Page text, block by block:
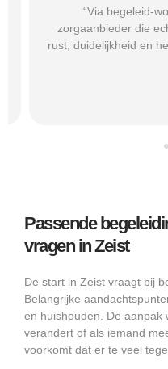
“Via begeleid-
zorgaanbieder die echt
rust, duidelijkheid en het
Passende
vragen in Zeist
De start in Zeist vraagt bij
Belangrijke
en huishouden. De aanpak
verandert of als iemand
voorkomt dat er te veel